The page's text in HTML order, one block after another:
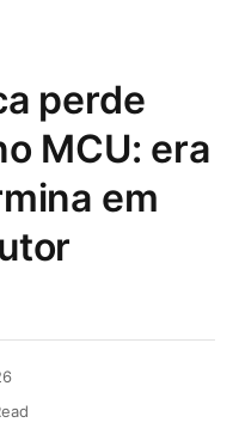
perde
MCU: era
em